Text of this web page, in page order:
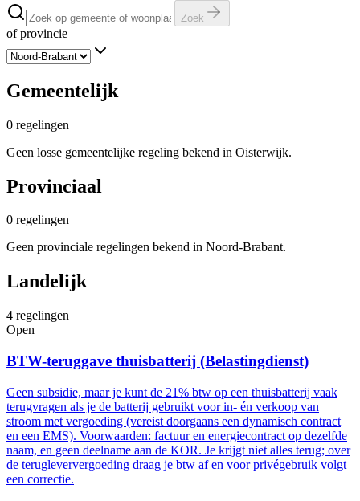
Zoek
of provincie
Gemeentelijk
0 regelingen
Geen losse gemeentelijke regeling bekend in Oisterwijk.
Provinciaal
0 regelingen
Geen provinciale regelingen bekend in Noord-Brabant.
Landelijk
4 regelingen
Open
BTW-teruggave thuisbatterij (Belastingdienst)
Geen subsidie, maar je kunt de 21% btw op een thuisbatterij vaak
terugvragen als je de batterij gebruikt voor in- én verkoop van
stroom met vergoeding (vereist doorgaans een dynamisch contract
en een EMS). Voorwaarden: factuur en energiecontract op dezelfde
naam, en geen deelname aan de KOR. Je krijgt niet alles terug; over
de terugleververgoeding draag je btw af en voor privégebruik volgt
een correctie.